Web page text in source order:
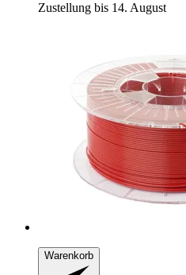
Zustellung bis 14. August
Warenkorb